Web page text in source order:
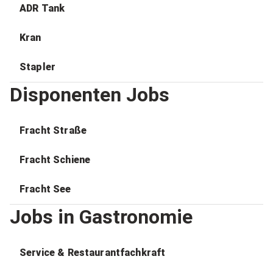
ADR Tank
Kran
Stapler
Disponenten Jobs
Fracht Straße
Fracht Schiene
Fracht See
Jobs in Gastronomie
Service & Restaurantfachkraft